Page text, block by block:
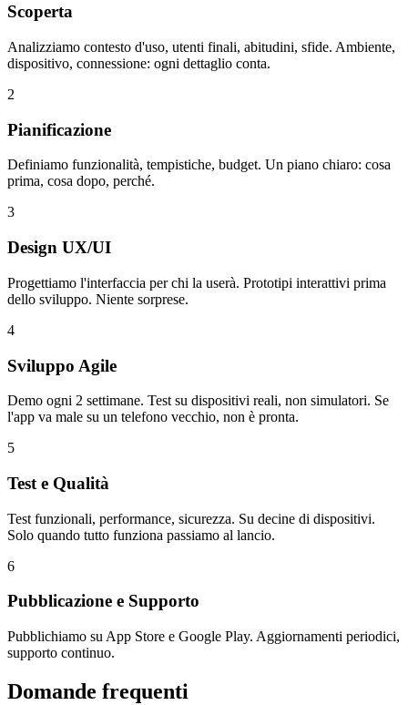
Scoperta
Analizziamo contesto d'uso, utenti finali, abitudini, sfide. Ambiente,
dispositivo, connessione: ogni dettaglio conta.
2
Pianificazione
Definiamo funzionalità, tempistiche, budget. Un piano chiaro: cosa
prima, cosa dopo, perché.
3
Design UX/UI
Progettiamo l'interfaccia per chi la userà. Prototipi interattivi prima
dello sviluppo. Niente sorprese.
4
Sviluppo Agile
Demo ogni 2 settimane. Test su dispositivi reali, non simulatori. Se
l'app va male su un telefono vecchio, non è pronta.
5
Test e Qualità
Test funzionali, performance, sicurezza. Su decine di dispositivi.
Solo quando tutto funziona passiamo al lancio.
6
Pubblicazione e Supporto
Pubblichiamo su App Store e Google Play. Aggiornamenti periodici,
supporto continuo.
Domande frequenti